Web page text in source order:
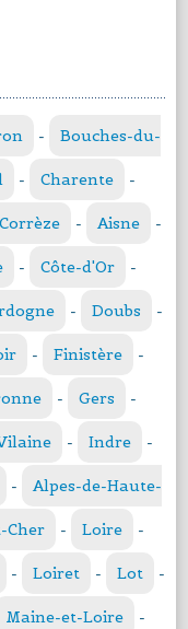
- Bouches-du-
- Charente -
Corrèze - Aisne -
- Côte-d'Or -
- Doubs -
- Finistère -
- Gers -
- Indre -
- Alpes-de-Haute-
Cher - Loire -
- Loiret - Lot -
Maine-et-Loire -